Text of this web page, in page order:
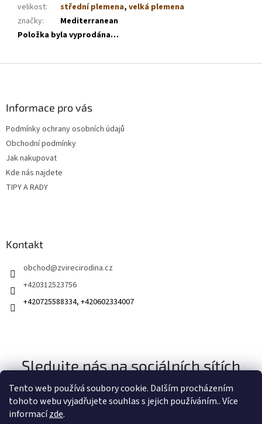
Tento web používá soubory cookie. Dalším procházením
tohoto webu vyjadřujete souhlas s jejich používáním.. Více
informacízde.
velikost: střední plemena, velká plemena
značky:
Mediterranean
Položka byla vyprodána…
Informace pro vás
Podmínky ochrany osobních údajů
Obchodní podmínky
Jak nakupovat
Kde nás najdete
TIPY A RADY
Kontakt
obchod@zvirecirodina.cz
+420312523756
+420725588334, +420602334007
Sledujte nás na sociálních sítích